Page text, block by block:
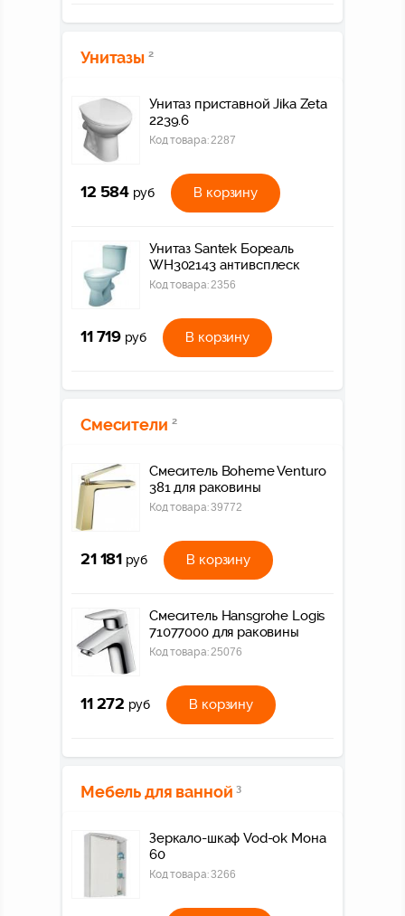
Унитазы 2
Унитаз приставной Jika Zeta
2239.6
Код товара:2287
12 584 руб В корзину
Унитаз Santek Бореаль
WH302143 антивсплеск
Код товара:2356
11 719 руб В корзину
Смесители 2
Смеситель Boheme Venturo
381 для раковины
Код товара:39772
21 181 руб В корзину
Смеситель Hansgrohe Logis
71077000 для раковины
Код товара:25076
11 272 руб В корзину
Мебель для ванной 3
Зеркало-шкаф Vod-ok Мона
60
Код товара:3266